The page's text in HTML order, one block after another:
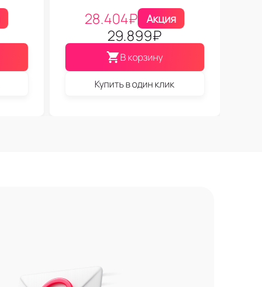
28.404₽ Акция
29.899₽
В корзину
Купить в один клик